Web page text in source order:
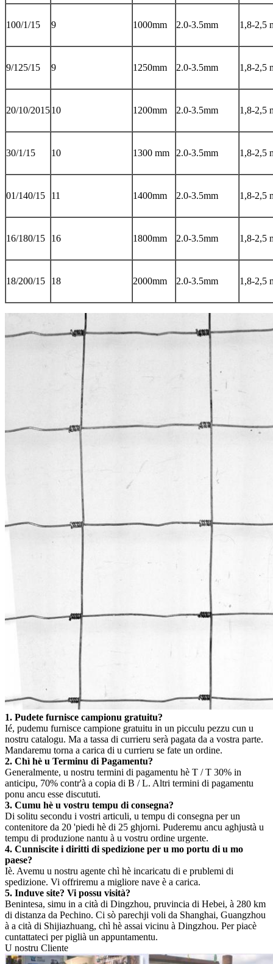
100/1/15 9 1000mm 2.0-3.5mm 1,8-2,5
9/125/15 9 1250mm 2.0-3.5mm 1,8-2,5
20/10/201510 1200mm 2.0-3.5mm 1,8-2,5
30/1/15 10 1300 mm 2.0-3.5mm 1,8-2,5
01/140/15 11 1400mm 2.0-3.5mm 1,8-2,5
16/180/15 16 1800mm 2.0-3.5mm 1,8-2,5
18/200/15 18 2000mm 2.0-3.5mm 1,8-2,5
1. Pudete furnisce campionu gratuitu?
Ié, pudemu furnisce campione gratuitu in un picculu pezzu cun u
nostru catalogu. Ma a tassa di currieru serà pagata da a vostra parte.
Mandaremu torna a carica di u currieru se fate un ordine.
2. Chì hè u Terminu di Pagamentu?
Generalmente, u nostru termini di pagamentu hè T / T 30% in
anticipu, 70% contr'à a copia di B / L. Altri termini di pagamentu
ponu ancu esse discututi.
3. Cumu hè u vostru tempu di consegna?
Di solitu secondu i vostri articuli, u tempu di consegna per un
contenitore da 20 'piedi hè di 25 ghjorni. Puderemu ancu aghjustà u
tempu di produzione nantu à u vostru ordine urgente.
4. Cunniscite i diritti di spedizione per u mo portu di u mo
paese?
Iè. Avemu u nostru agente chì hè incaricatu di e prublemi di
spedizione. Vi offriremu a migliore nave è a carica.
5. Induve site? Vi possu visità?
Benintesa, simu in a cità di Dingzhou, pruvincia di Hebei, à 280 km
di distanza da Pechino. Ci sò parechji voli da Shanghai, Guangzhou
à a cità di Shijiazhuang, chì hè assai vicinu à Dingzhou. Per piacè
cuntattateci per piglià un appuntamentu.
U nostru Cliente